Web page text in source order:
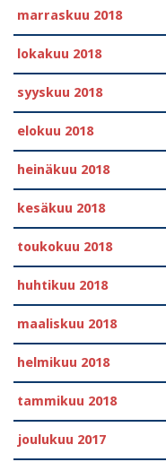
marraskuu 2018
lokakuu 2018
syyskuu 2018
elokuu 2018
heinäkuu 2018
kesäkuu 2018
toukokuu 2018
huhtikuu 2018
maaliskuu 2018
helmikuu 2018
tammikuu 2018
joulukuu 2017